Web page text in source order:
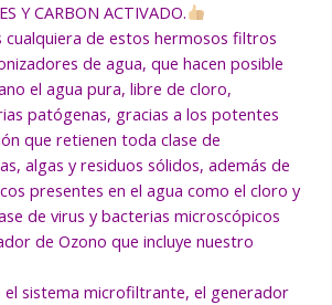
Y CARBON ACTIVADO.
cualquiera de estos hermosos filtros
de agua, que hacen posible
el agua pura, libre de cloro,
patógenas, gracias a los potentes
que retienen toda clase de
algas y residuos sólidos, además de
presentes en el agua como el cloro y
de virus y bacterias microscópicos
de Ozono que incluye nuestro
el sistema microfiltrante, el generador